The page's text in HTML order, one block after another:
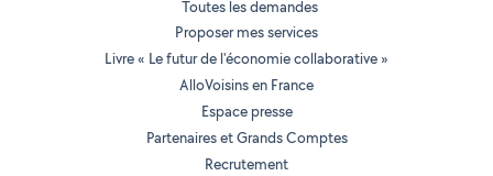
Toutes les demandes
Proposer mes services
Livre « Le futur de l'économie collaborative »
AlloVoisins en France
Espace presse
Partenaires et Grands Comptes
Recrutement